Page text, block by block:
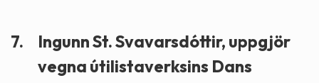
7.
Ingunn St. Svavarsdóttir, uppgjör
vegna útilistaverksins Dans